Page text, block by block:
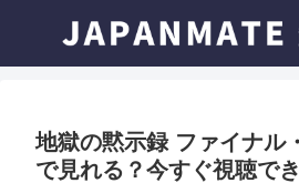
地獄の黙示録 ファイナル
で見れる？今すぐ視聴で